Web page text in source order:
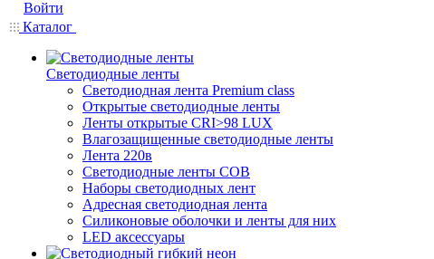
Войти
Каталог
Светодиодные ленты
Светодиодная лента Premium class
Открытые светодиодные ленты
Ленты открытые CRI>98 LUX
Влагозащищенные светодиодные ленты
Лента 220в
Светодиодные ленты COB
Наборы светодиодных лент
Адресная светодиодная лента
Силиконовые оболочки и ленты для них
LED аксессуары